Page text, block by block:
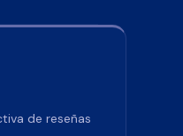
de reseñas